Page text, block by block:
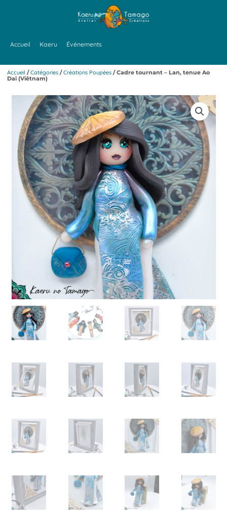
Accueil Kaeru Événements
Accueil /Catégories /Créations Poupées / Cadre tournant – Lan, tenue Ao
Dai (Viêtnam)